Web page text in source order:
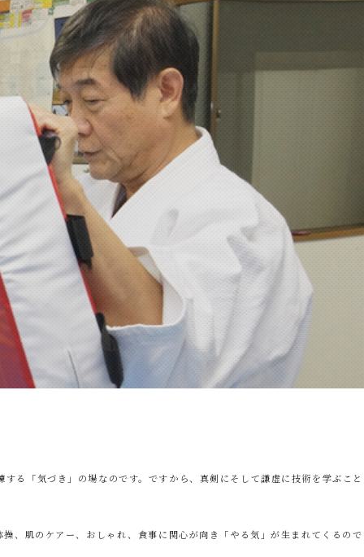
る「気づき」の場なのです。ですから、真剣にそして謙虚に技術を学ぶこと
、肌のケアー、おしゃれ、食事に関心が向き「やる気」が生まれてくるので